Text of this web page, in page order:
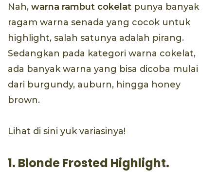
Nah, warna rambut cokelat punya banyak
ragam warna senada yang cocok untuk
highlight, salah satunya adalah pirang.
Sedangkan pada kategori warna cokelat,
ada banyak warna yang bisa dicoba mulai
dari burgundy, auburn, hingga honey
brown.
Lihat di sini yuk variasinya!
1. Blonde Frosted Highlight.